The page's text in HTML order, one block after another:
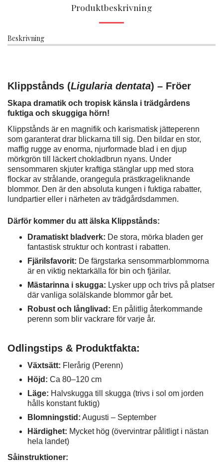
Produktbeskrivning
Beskrivning
Klippstånds (Ligularia dentata) – Fröer
Skapa dramatik och tropisk känsla i trädgårdens
fuktiga och skuggiga hörn!
Klippstånds är en magnifik och karismatisk jätteperenn
som garanterat drar blickarna till sig. Den bildar en stor,
maffig rugge av enorma, njurformade blad i en djup
mörkgrön till läckert chokladbrun nyans. Under
sensommaren skjuter kraftiga stänglar upp med stora
flockar av strålande, orangegula prästkrageliknande
blommor. Den är den absoluta kungen i fuktiga rabatter,
lundpartier eller i närheten av trädgårdsdammen.
Därför kommer du att älska Klippstånds:
Dramatiskt bladverk: De stora, mörka bladen ger
fantastisk struktur och kontrast i rabatten.
Fjärilsfavorit: De färgstarka sensommarblommorna
är en viktig nektarkälla för bin och fjärilar.
Mästarinna i skugga: Lysker upp och trivs på platser
där vanliga solälskande blommor går bet.
Robust och långlivad: En pålitlig återkommande
perenn som blir vackrare för varje år.
Odlingstips & Produktfakta:
Växtsätt: Flerårig (Perenn)
Höjd: Ca 80–120 cm
Läge: Halvskugga till skugga (trivs i sol om jorden
hålls konstant fuktig)
Blomningstid: Augusti – September
Härdighet: Mycket hög (övervintrar pålitligt i nästan
hela landet)
Såinstruktioner: